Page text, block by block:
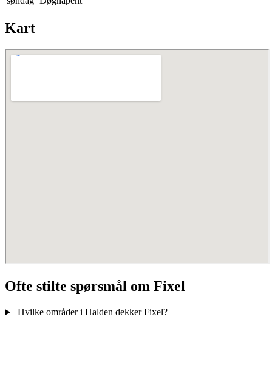
Kart
Ofte stilte spørsmål om Fixel
Hvilke områder i Halden dekker Fixel?